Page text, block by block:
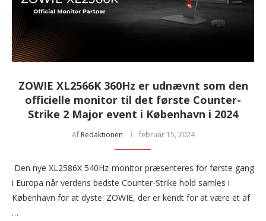
ZOWIE XL2566K 360Hz er udnævnt som den
officielle monitor til det første Counter-
Strike 2 Major event i København i 2024
Af Redaktionen februar 15, 2024
Den nye XL2586X 540Hz-monitor præsenteres for første gang
i Europa når verdens bedste Counter-Strike hold samles i
København for at dyste. ZOWIE, der er kendt for at være et af
…